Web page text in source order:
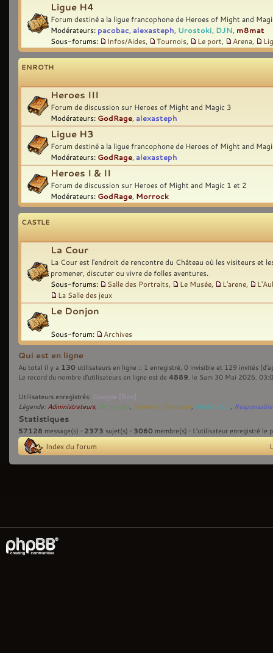
Ligue H4
Forum destiné a la ligue francophone de Heroes of Might and
Modérateurs: pacobac alexasteph Urostoki DJN m8mat
Sous-forums:
Infos/Aides Tournois Le port Arena
ENROTH
Heroes III
Forum de discussion sur Heroes of Might and Magic 3
Modérateurs: GodRage alexasteph
Ligue H3
Forum destiné a la ligue francophone de Heroes of Might and
Modérateurs: GodRage alexasteph
Heroes I & II
Forum de discussion sur Heroes of Might and Magic 1 et 2
Modérateurs: GodRage Morrock
CASTLE
La Cour
La Cour est l'endroit de rencontre du Château où les visiteurs et
promener, discuter ou vivre de folles aventures.
Sous-forums:
Salle des Portraits Le Musée L'arene
La Salle des jeux
Le Donjon
Sous-forum: Archives
Qui est en ligne
Au total il y a 130 utilisateurs en ligne :: 1 enregistré, 0 invisible et 129 invités
Le record du nombre d’utilisateurs en ligne est de 4889 , le Sam 30 Mai 2026,
Utilisateurs enregistrés: Google [Bot]
Légende: Administrateurs, Archanges Membre d'Honneur, Modérateur,
Statistiques
57128 message(s) • 2373 sujet(s) • 3060 membre(s) • L’utilisateur enregistré le
Index du forum